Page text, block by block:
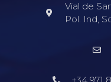
Vial de
Pol. Ind,